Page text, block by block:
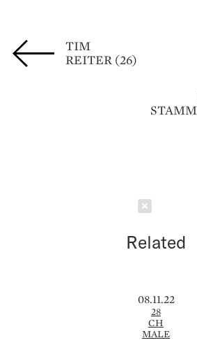
TIM
REITER (26)
Related
08.11.22
28
CH
MALE